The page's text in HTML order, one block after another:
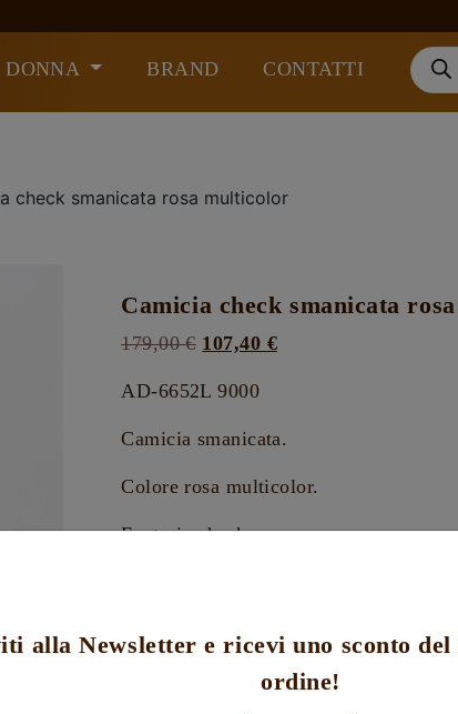
DONNA BRAND CONTATTI
search
check smanicata rosa multicolor
Camicia check smanicata
179,00€ Il
originale
era:
107,40 €Il
è:
AD-6652L 9000
Camicia smanicata.
Colore rosa multicolor.
Fantasia check.
Composizione: 97% cotone e 3%